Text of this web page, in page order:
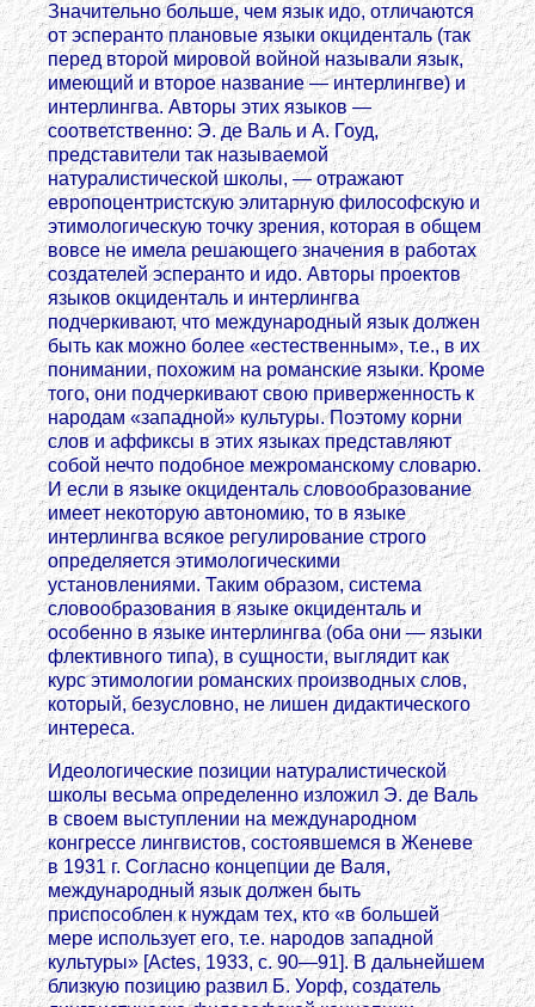
Значительно больше, чем язык идо, отличаются
от эсперанто плановые языки окциденталь (так
перед второй мировой войной называли язык,
имеющий и второе название — интерлингве) и
интерлингва. Авторы этих языков —
соответственно: Э. де Валь и А. Гоуд,
представители так называемой
натуралистической школы, — отражают
европоцентристскую элитарную философскую и
этимологическую точку зрения, которая в общем
вовсе не имела решающего значения в работах
создателей эсперанто и идо. Авторы проектов
языков окциденталь и интерлингва
подчеркивают, что международный язык должен
быть как можно более «естественным», т.е., в их
понимании, похожим на романские языки. Кроме
того, они подчеркивают свою приверженность к
народам «западной» культуры. Поэтому корни
слов и аффиксы в этих языках представляют
собой нечто подобное межроманскому словарю.
И если в языке окциденталь словообразование
имеет некоторую автономию, то в языке
интерлингва всякое регулирование строго
определяется этимологическими
установлениями. Таким образом, система
словообразования в языке окциденталь и
особенно в языке интерлингва (оба они — языки
флективного типа), в сущности, выглядит как
курс этимологии романских производных слов,
который, безусловно, не лишен дидактического
интереса.
Идеологические позиции натуралистической
школы весьма определенно изложил Э. де Валь
в своем выступлении на международном
конгрессе лингвистов, состоявшемся в Женеве
в 1931 г. Согласно концепции де Валя,
международный язык должен быть
приспособлен к нуждам тех, кто «в большей
мере использует его, т.е. народов западной
культуры» [Actes, 1933, с. 90—91]. В дальнейшем
близкую позицию развил Б. Уорф, создатель